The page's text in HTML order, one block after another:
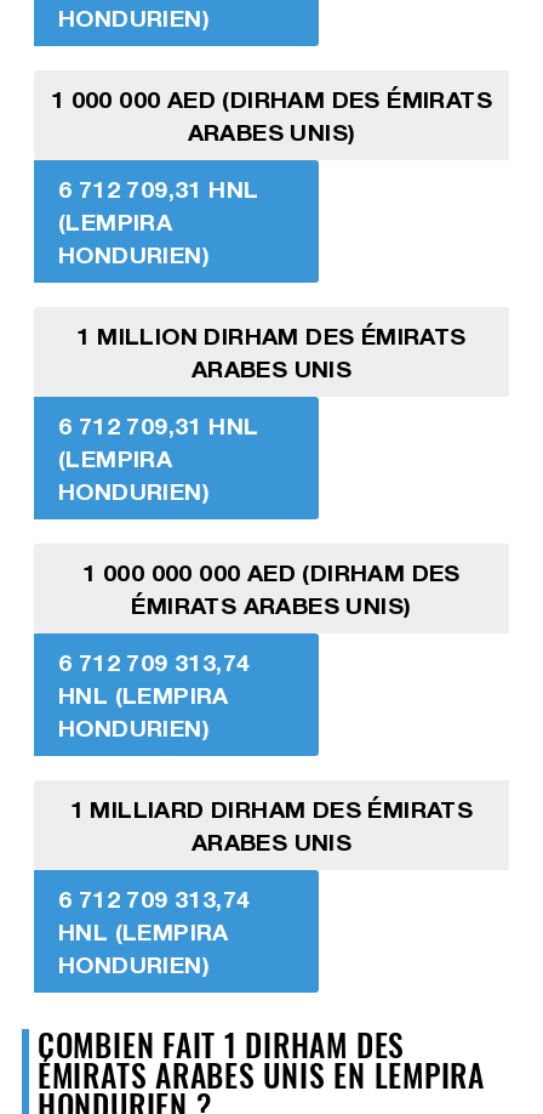
HONDURIEN)
1 000 000 AED (DIRHAM DES ÉMIRATS
ARABES UNIS)
6 712 709,31 HNL
(LEMPIRA
HONDURIEN)
1 MILLION DIRHAM DES ÉMIRATS
ARABES UNIS
6 712 709,31 HNL
(LEMPIRA
HONDURIEN)
1 000 000 000 AED (DIRHAM DES
ÉMIRATS ARABES UNIS)
6 712 709 313,74
HNL (LEMPIRA
HONDURIEN)
1 MILLIARD DIRHAM DES ÉMIRATS
ARABES UNIS
6 712 709 313,74
HNL (LEMPIRA
HONDURIEN)
COMBIEN FAIT 1 DIRHAM DES
ÉMIRATS ARABES UNIS EN LEMPIRA
HONDURIEN ?